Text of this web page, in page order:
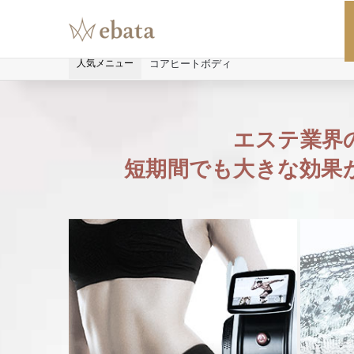
人気メニュー コアヒートボディ
エステ業界
短期間でも大きな効果